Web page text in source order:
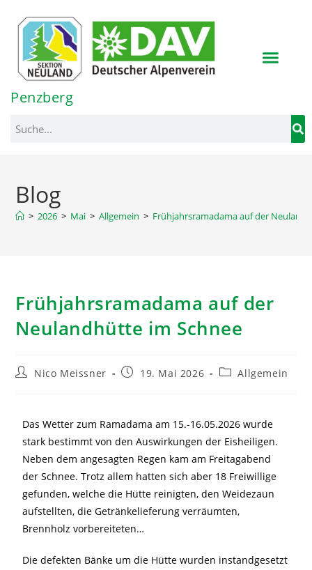
springen
Penzberg
Blog
> 2026 > Mai > Allgemein > Frühjahrsramadama auf der
Frühjahrsramadama auf der
Neulandhütte im Schnee
Nico Meissner 19. Mai 2026 Allgemein
Das Wetter zum Ramadama am 15.-16.05.2026 wurde
stark bestimmt von den Auswirkungen der Eisheiligen.
Neben dem angesagten Regen kam am Freitagabend
der Schnee. Trotz allem hatten sich aber 18 Freiwillige
gefunden, welche die Hütte reinigten, den Weidezaun
aufstellten, die Getränkelieferung verräumten,
Brennholz vorbereiteten…
Die defekten Bänke um die Hütte wurden instandgesetzt